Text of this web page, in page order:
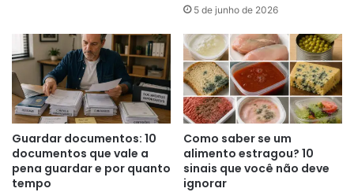
5 de junho de 2026
Guardar documentos: 10
documentos que vale a
pena guardar e por quanto
tempo
Como saber se um
alimento estragou? 10
sinais que você não deve
ignorar